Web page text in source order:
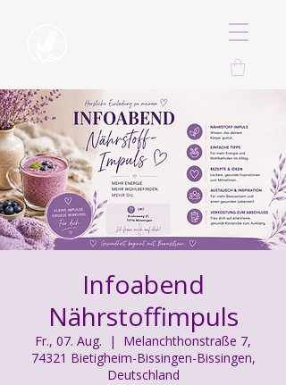
Infoabend
Nährstoffimpuls
Fr., 07. Aug.
  |
Melanchthonstraße 7,
74321 Bietigheim-Bissingen-Bissingen,
Deutschland